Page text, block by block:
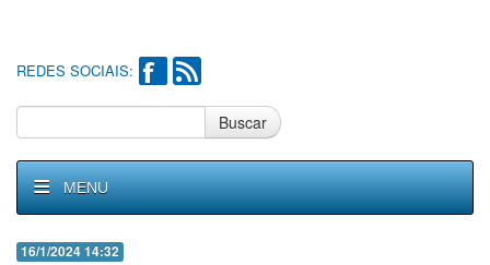
REDES SOCIAIS:
Buscar
MENU
16/1/2024 14:32